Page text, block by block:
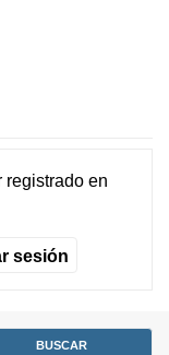
registradoen
sesión